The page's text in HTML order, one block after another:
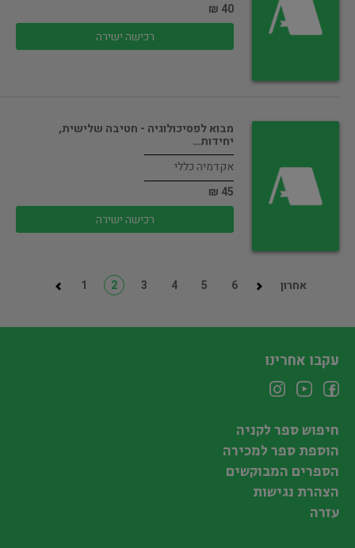
40 ₪
רכישה ישירה
מבוא לפסיכולוגיה - חטיבה שלישית,
יחידות…
אקדמיה כללי
45 ₪
רכישה ישירה
1 2 3 4 5 6 אחרון
עקבו אחרינו
חיפוש ספר לקניה
הוספת ספר למכירה
הספרים המבוקשים
הצהרת נגישות
עזרה